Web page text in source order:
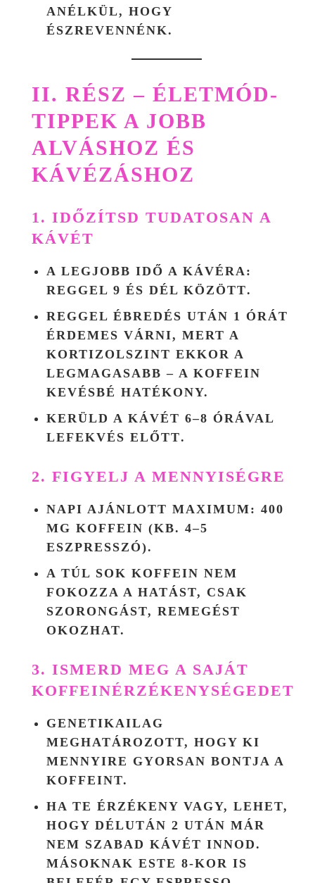
ANÉLKÜL, HOGY
ÉSZREVENNÉNK.
II. RÉSZ – ÉLETMÓD-
TIPPEK A JOBB
ALVÁSHOZ ÉS
KÁVÉZÁSHOZ
1. IDŐZÍTSD TUDATOSAN A
KÁVÉT
A LEGJOBB IDŐ A KÁVÉRA:
REGGEL 9 ÉS DÉL KÖZÖTT.
REGGEL ÉBREDÉS UTÁN 1 ÓRÁT
ÉRDEMES VÁRNI, MERT A
KORTIZOLSZINT EKKOR A
LEGMAGASABB – A KOFFEIN
KEVÉSBÉ HATÉKONY.
KERÜLD A KÁVÉT 6–8 ÓRÁVAL
LEFEKVÉS ELŐTT.
2. FIGYELJ A MENNYISÉGRE
NAPI AJÁNLOTT MAXIMUM: 400
MG KOFFEIN (KB. 4–5
ESZPRESSZÓ).
A TÚL SOK KOFFEIN NEM
FOKOZZA A HATÁST, CSAK
SZORONGÁST, REMEGÉST
OKOZHAT.
3. ISMERD MEG A SAJÁT
KOFFEINÉRZÉKENYSÉGEDET
GENETIKAILAG
MEGHATÁROZOTT, HOGY KI
MENNYIRE GYORSAN BONTJA A
KOFFEINT.
HA TE ÉRZÉKENY VAGY, LEHET,
HOGY DÉLUTÁN 2 UTÁN MÁR
NEM SZABAD KÁVÉT INNOD.
MÁSOKNAK ESTE 8-KOR IS